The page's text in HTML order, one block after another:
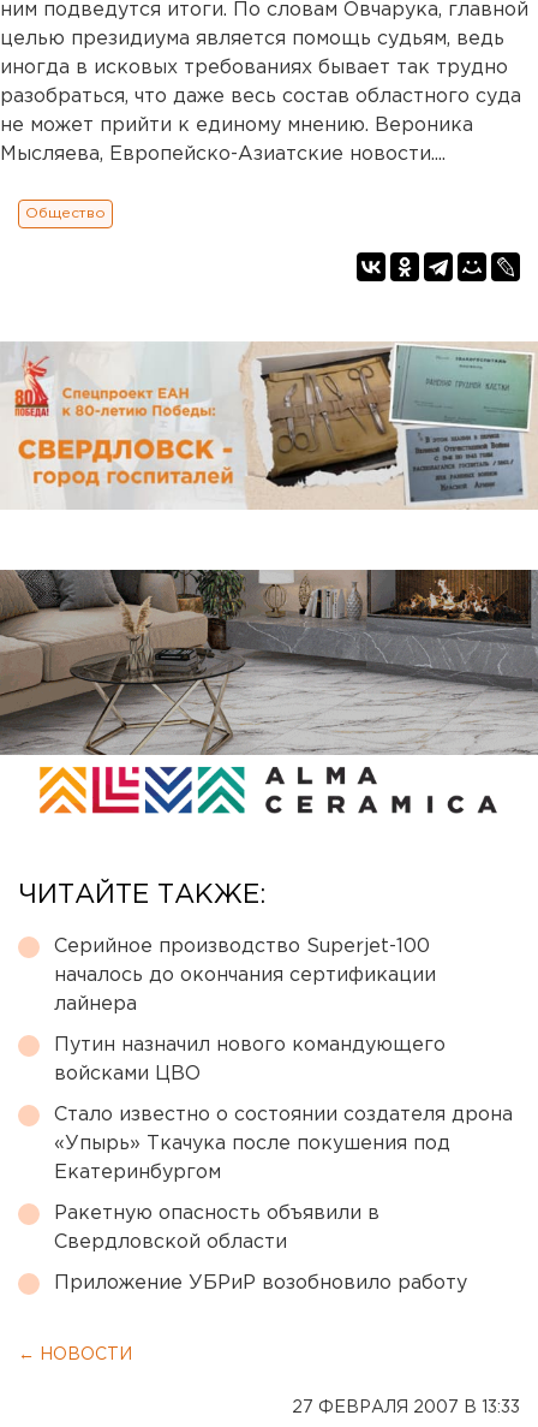
ним подведутся итоги. По словам Овчарука, главной
целью президиума является помощь судьям, ведь
иногда в исковых требованиях бывает так трудно
разобраться, что даже весь состав областного суда
не может прийти к единому мнению. Вероника
Мысляева, Европейско-Азиатские новости....
Общество
ЧИТАЙТЕ ТАКЖЕ:
Серийное производство Superjet-100
началось до окончания сертификации
лайнера
Путин назначил нового командующего
войсками ЦВО
Стало известно о состоянии создателя дрона
«Упырь» Ткачука после покушения под
Екатеринбургом
Ракетную опасность объявили в
Свердловской области
Приложение УБРиР возобновило работу
← НОВОСТИ
27 ФЕВРАЛЯ 2007 В 13:33